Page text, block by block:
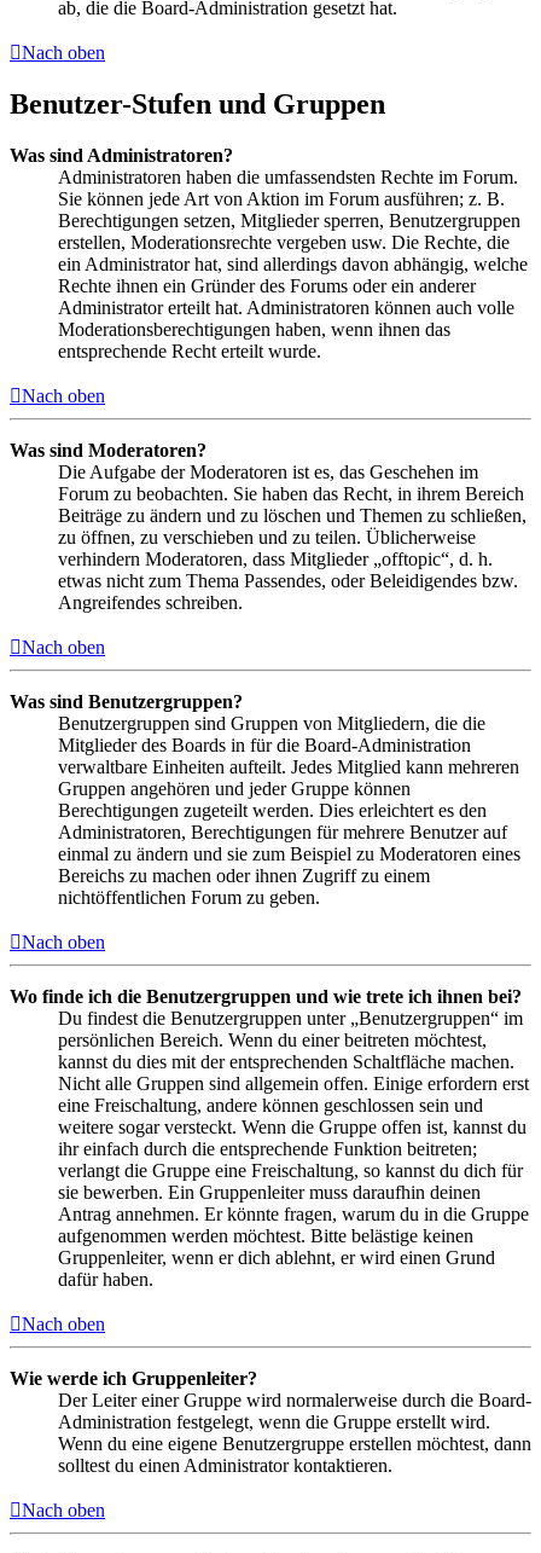
ab, die die Board-Administration gesetzt hat.
Nach oben
Benutzer-Stufen und Gruppen
Was sind Administratoren?
Administratoren haben die umfassendsten Rechte im Forum.
Sie können jede Art von Aktion im Forum ausführen; z. B.
Berechtigungen setzen, Mitglieder sperren, Benutzergruppen
erstellen, Moderationsrechte vergeben usw. Die Rechte, die
ein Administrator hat, sind allerdings davon abhängig, welche
Rechte ihnen ein Gründer des Forums oder ein anderer
Administrator erteilt hat. Administratoren können auch volle
Moderationsberechtigungen haben, wenn ihnen das
entsprechende Recht erteilt wurde.
Nach oben
Was sind Moderatoren?
Die Aufgabe der Moderatoren ist es, das Geschehen im
Forum zu beobachten. Sie haben das Recht, in ihrem Bereich
Beiträge zu ändern und zu löschen und Themen zu schließen,
zu öffnen, zu verschieben und zu teilen. Üblicherweise
verhindern Moderatoren, dass Mitglieder „offtopic“, d. h.
etwas nicht zum Thema Passendes, oder Beleidigendes bzw.
Angreifendes schreiben.
Nach oben
Was sind Benutzergruppen?
Benutzergruppen sind Gruppen von Mitgliedern, die die
Mitglieder des Boards in für die Board-Administration
verwaltbare Einheiten aufteilt. Jedes Mitglied kann mehreren
Gruppen angehören und jeder Gruppe können
Berechtigungen zugeteilt werden. Dies erleichtert es den
Administratoren, Berechtigungen für mehrere Benutzer auf
einmal zu ändern und sie zum Beispiel zu Moderatoren eines
Bereichs zu machen oder ihnen Zugriff zu einem
nichtöffentlichen Forum zu geben.
Nach oben
Wo finde ich die Benutzergruppen und wie trete ich ihnen bei?
Du findest die Benutzergruppen unter „Benutzergruppen“ im
persönlichen Bereich. Wenn du einer beitreten möchtest,
kannst du dies mit der entsprechenden Schaltfläche machen.
Nicht alle Gruppen sind allgemein offen. Einige erfordern erst
eine Freischaltung, andere können geschlossen sein und
weitere sogar versteckt. Wenn die Gruppe offen ist, kannst du
ihr einfach durch die entsprechende Funktion beitreten;
verlangt die Gruppe eine Freischaltung, so kannst du dich für
sie bewerben. Ein Gruppenleiter muss daraufhin deinen
Antrag annehmen. Er könnte fragen, warum du in die Gruppe
aufgenommen werden möchtest. Bitte belästige keinen
Gruppenleiter, wenn er dich ablehnt, er wird einen Grund
dafür haben.
Nach oben
Wie werde ich Gruppenleiter?
Der Leiter einer Gruppe wird normalerweise durch die Board-
Administration festgelegt, wenn die Gruppe erstellt wird.
Wenn du eine eigene Benutzergruppe erstellen möchtest, dann
solltest du einen Administrator kontaktieren.
Nach oben